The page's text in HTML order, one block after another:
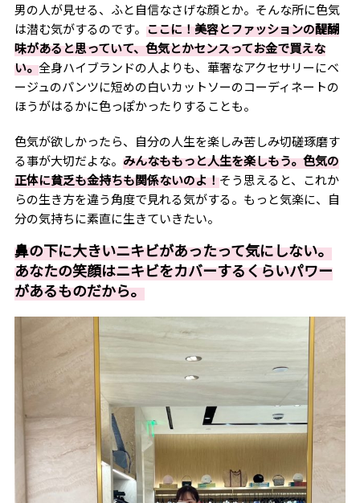
男の人が見せる、ふと自信なさげな顔とか。そんな所に色気
は潜む気がするのです。 ここに！美容とファッションの醍醐
味があると思っていて、色気とかセンスってお金で買えな
い。全身ハイブランドの人よりも、華奢なアクセサリーにベ
ージュのパンツに短めの白いカットソーのコーディネートの
ほうがはるかに色っぽかったりすることも。
色気が欲しかったら、自分の人生を楽しみ苦しみ切磋琢磨す
る事が大切だよな。 みんなももっと人生を楽しもう。色気の
正体に貧乏も金持ちも関係ないのよ！そう思えると、これか
らの生き方を違う角度で見れる気がする。もっと気楽に、自
分の気持ちに素直に生きていきたい。
鼻の下に大きいニキビがあったって気にしない。
あなたの笑顔はニキビをカバーするくらいパワー
があるものだから。